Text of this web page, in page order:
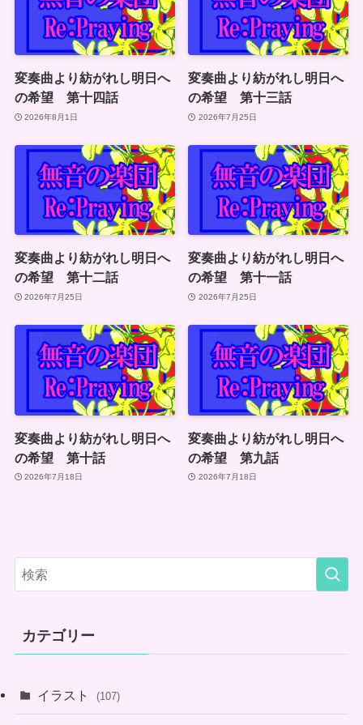
変奏曲より紡がれし明日へ
の希望 第十四話
2026年8月1日
変奏曲より紡がれし明日へ
の希望 第十三話
2026年7月25日
変奏曲より紡がれし明日へ
の希望 第十二話
2026年7月25日
変奏曲より紡がれし明日へ
の希望 第十一話
2026年7月25日
変奏曲より紡がれし明日へ
の希望 第十話
2026年7月18日
変奏曲より紡がれし明日へ
の希望 第九話
2026年7月18日
カテゴリー
イラスト (107)